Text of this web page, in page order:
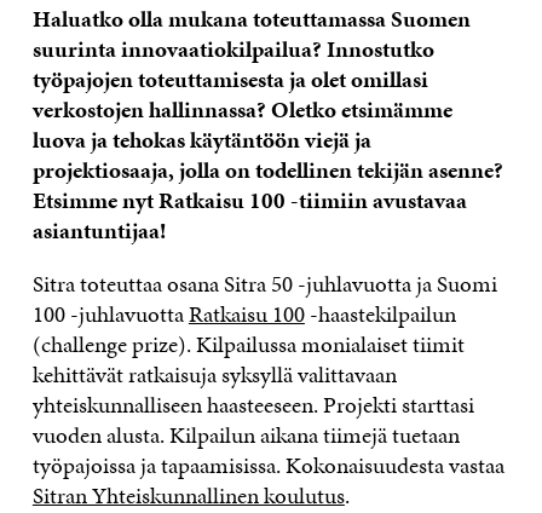
Haluatko olla mukana toteuttamassa Suomen
suurinta innovaatiokilpailua? Innostutko
työpajojen toteuttamisesta ja olet omillasi
verkostojen hallinnassa? Oletko etsimämme
luova ja tehokas käytäntöön viejä ja
projektiosaaja, jolla on todellinen tekijän asenne?
Etsimme nyt Ratkaisu 100 -tiimiin avustavaa
asiantuntijaa!
Sitra toteuttaa osana Sitra 50 -juhlavuotta ja Suomi
100 -juhlavuottaRatkaisu 100-haastekilpailun
(challenge prize). Kilpailussa monialaiset tiimit
kehittävät ratkaisuja syksyllä valittavaan
yhteiskunnalliseen haasteeseen. Projekti starttasi
vuoden alusta. Kilpailun aikana tiimejä tuetaan
työpajoissa ja tapaamisissa. Kokonaisuudesta vastaa
Sitran Yhteiskunnallinen koulutus.